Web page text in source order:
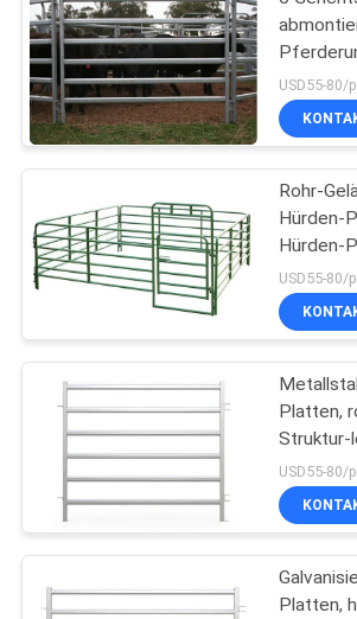
SITEMAP
Ausrüstung für
Pferdehürden-
Platten
runden
USD55-80/
Rohr-
Hürden-
Hürden-
USD55-80/
Platten,
Struktur-
USD55-80/
Platten,